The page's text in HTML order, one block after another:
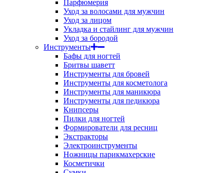
Парфюмерия
Уход за волосами для мужчин
Уход за лицом
Укладка и стайлинг для мужчин
Уход за бородой
Инструменты
Бафы для ногтей
Бритвы шаветт
Инструменты для бровей
Инструменты для косметолога
Инструменты для маникюра
Инструменты для педикюра
Книпсеры
Пилки для ногтей
Формирователи для ресниц
Экстракторы
Электроинструменты
Ножницы парикмахерские
Косметички